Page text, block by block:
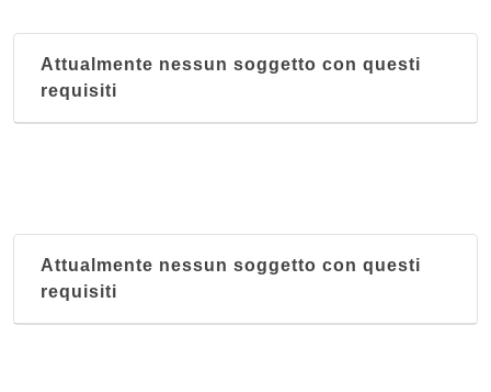
Attualmente nessun soggetto con questi
requisiti
Attualmente nessun soggetto con questi
requisiti